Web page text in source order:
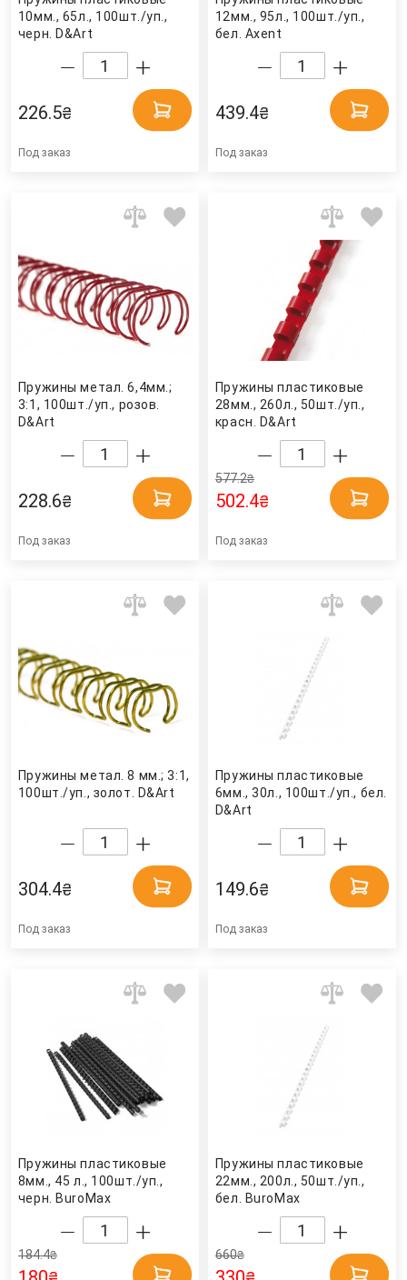
10мм., 65л., 100шт./уп.,
черн. D&Art
226.5₴
Под заказ
12мм., 95л., 100шт./уп.,
бел. Axent
439.4₴
Под заказ
Пружины метал. 6,4мм.;
3:1, 100шт./уп., розов.
D&Art
228.6₴
Под заказ
Пружины пластиковые
28мм., 260л., 50шт./уп.,
красн. D&Art
577.2₴
502.4₴
Под заказ
Пружины метал. 8 мм.; 3:1,
100шт./уп., золот. D&Art
304.4₴
Под заказ
Пружины пластиковые
6мм., 30л., 100шт./уп., бел.
D&Art
149.6₴
Под заказ
Пружины пластиковые
8мм., 45 л., 100шт./уп.,
черн. BuroMax
184.4₴
Пружины пластиковые
22мм., 200л., 50шт./уп.,
бел. BuroMax
660₴